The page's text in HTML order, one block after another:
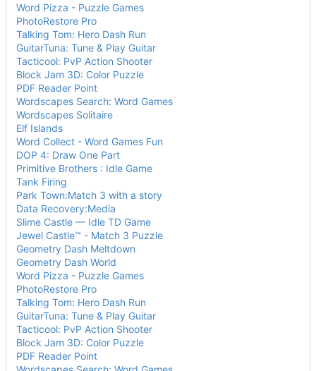
Word Pizza - Puzzle Games
PhotoRestore Pro
Talking Tom: Hero Dash Run
GuitarTuna: Tune & Play Guitar
Tacticool: PvP Action Shooter
Block Jam 3D: Color Puzzle
PDF Reader Point
Wordscapes Search: Word Games
Wordscapes Solitaire
Elf Islands
Word Collect - Word Games Fun
DOP 4: Draw One Part
Primitive Brothers : Idle Game
Tank Firing
Park Town:Match 3 with a story
Data Recovery:Media
Slime Castle — Idle TD Game
Jewel Castle™ - Match 3 Puzzle
Geometry Dash Meltdown
Geometry Dash World
Word Pizza - Puzzle Games
PhotoRestore Pro
Talking Tom: Hero Dash Run
GuitarTuna: Tune & Play Guitar
Tacticool: PvP Action Shooter
Block Jam 3D: Color Puzzle
PDF Reader Point